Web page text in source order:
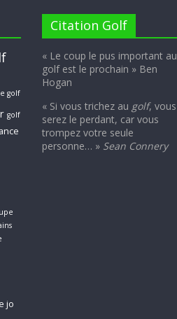
golf
golf
jo
Citation Golf
« Le coup le pus important au
golf est le prochain » Ben
Hogan
« Si vous trichez au golf, vous
serez le perdant, car vous
trompez votre seule
personne… » Sean Connery